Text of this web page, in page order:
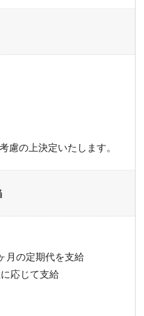
慮の上決定いたします。
月の定期代を支給
応じて支給